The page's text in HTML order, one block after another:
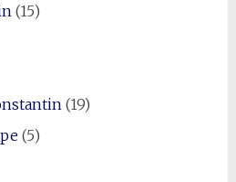
(15)
(19)
(5)